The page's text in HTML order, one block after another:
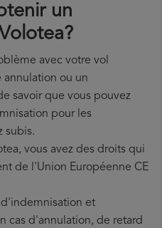
un
avec votre vol
annulation ou un
savoir que vous pouvez
pour les
subis.
vous avez des droits qui
de l'Union Européenne CE
et
cas d'annulation, de retard